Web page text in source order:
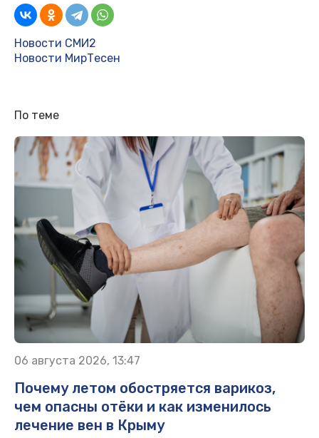
Новости СМИ2
Новости МирТесен
По теме
06 августа 2026, 13:47
Почему летом обостряется варикоз,
чем опасны отёки и как изменилось
лечение вен в Крыму